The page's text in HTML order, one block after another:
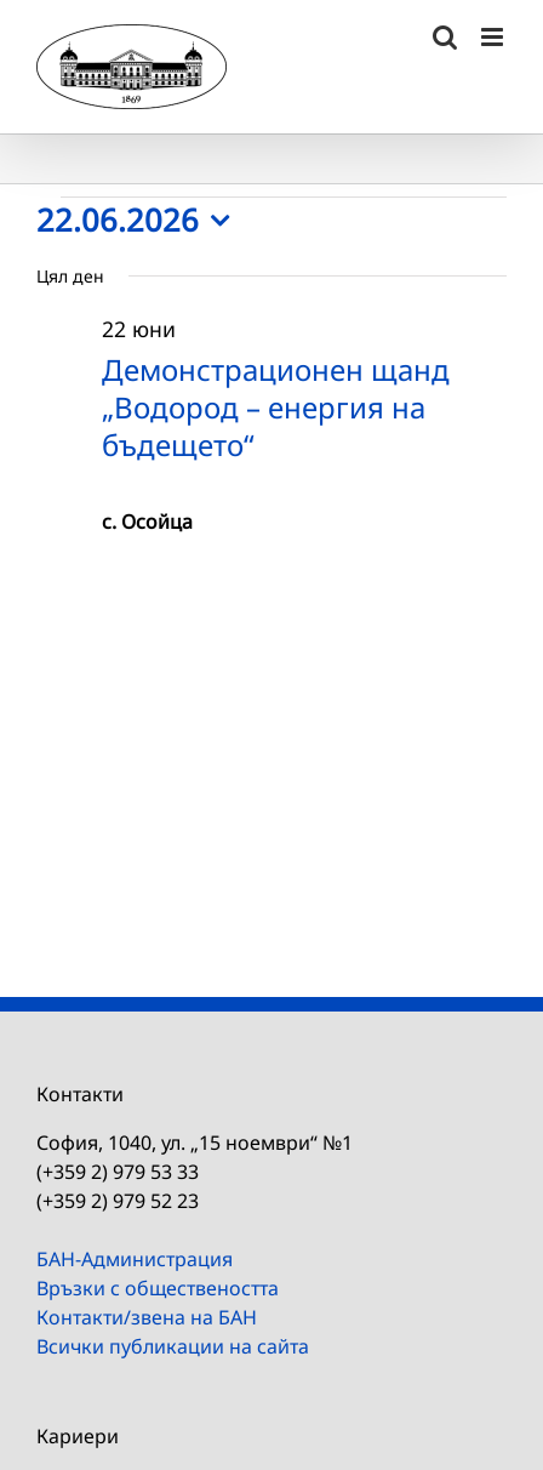
content
Събития
for
22.06.2026
22.06.2026
date.
Цял ден
Демонстрационен щанд
„Водород – енергия на
бъдещето“
22 юни
с. Осойца
Контакти
София, 1040, ул. „15 ноември“ №1
(+359 2) 979 53 33
(+359 2) 979 52 23
БАН-Администрация
Връзки с обществеността
Контакти/звена на БАН
Всички публикации на сайта
Кариери